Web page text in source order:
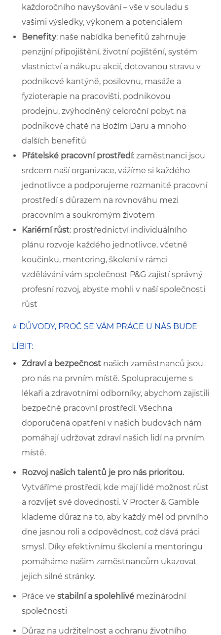
každoročního navyšování – vše v souladu s
vašimi výsledky, výkonem a potenciálem
Benefity: naše nabídka benefitů zahrnuje
penzijní připojištění, životní pojištění, systém
vlastnictví a nákupu akcií, dotovanou stravu v
podnikové kantýně, posilovnu, masáže a
fyzioterapie na pracovišti, podnikovou
prodejnu, zvýhodněný celoroční pobyt na
podnikové chatě na Božím Daru a mnoho
dalších benefitů
Přátelské pracovní prostředí: zaměstnanci jsou
srdcem naší organizace, vážíme si každého
jednotlivce a podporujeme rozmanité pracovní
prostředí s důrazem na rovnováhu mezi
pracovním a soukromým životem
Kariérní růst: prostřednictví individuálního
plánu rozvoje každého jednotlivce, včetně
koučinku, mentoring, školení v rámci
vzdělávání vám společnost P&G zajistí správný
profesní rozvoj, abyste mohli v naší společnosti
růst
⭐ DŮVODY, PROČ SE VÁM PRÁCE U NÁS BUDE
LÍBIT:
Zdraví a bezpečnost našich zaměstnanců jsou
pro nás na prvním místě. Spolupracujeme s
lékaři a zdravotními odborníky, abychom zajistili
bezpečné pracovní prostředí. Všechna
doporučená opatření v našich budovách nám
pomáhají udržovat zdraví našich lidí na prvním
místě.
Rozvoj našich talentů je pro nás prioritou.
Vytváříme prostředí, kde mají lidé možnost růst
a rozvíjet své dovednosti. V Procter & Gamble
klademe důraz na to, aby každý měl od prvního
dne jasnou roli a odpovědnost, což dává práci
smysl. Díky efektivnímu školení a mentoringu
pomáháme našim zaměstnancům ukazovat
jejich silné stránky.
Práce ve stabilní a spolehlivé mezinárodní
společnosti
Důraz na udržitelnost a ochranu životního